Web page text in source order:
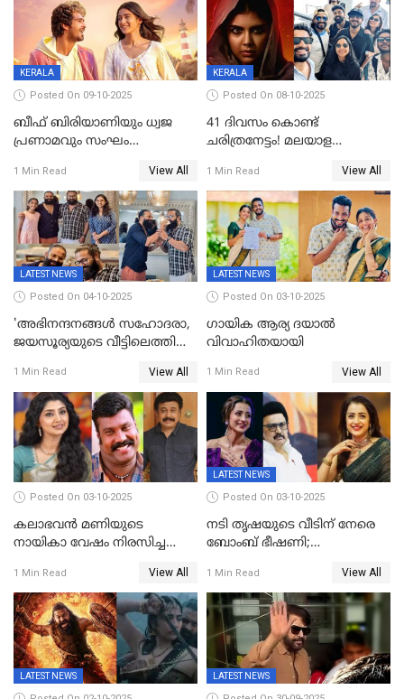
KERALA
Posted On 09-10-2025
ബീഫ് ബിരിയാണിയും ധ്വജ
പ്രണാമവും സംഘം
നിഗത്തിന്റെ ഹാൽ
സിനിമയ്ക്ക്
സെൻസർബോർഡിന്റെ
കടുംവെട്ട്
1 Min Read View All
KERALA
Posted On 08-10-2025
41 ദിവസം കൊണ്ട്
ചരിത്രനേട്ടം! മലയാള
അധ്യായം, വിസ്മയമായി
ലോക 300 കോടി ക്ലബ്ബിൽ
1 Min Read View All
LATEST NEWS
Posted On 04-10-2025
'അഭിനന്ദനങ്ങൾ സഹോദരാ,
ജയസൂര്യയുടെ വീട്ടിലെത്തി
ആഘോഷം'
1 Min Read View All
LATEST NEWS
Posted On 03-10-2025
ഗായിക ആര്യ ദയാൽ
വിവാഹിതയായി
1 Min Read View All
Posted On 03-10-2025
കലാഭവൻ മണിയുടെ
നായികാ വേഷം നിരസിച്ച
നടി ദിവ്യ ഉണ്ണിയല്ലെന്നും
സമൂഹമാധ്യമത്തിൽ കുറിപ്പ്
1 Min Read View All
LATEST NEWS
Posted On 03-10-2025
നടി തൃഷയുടെ വീടിന് നേരെ
ബോംബ് ഭീഷണി;
കണ്ടെത്തൽ
1 Min Read View All
LATEST NEWS LATEST NEWS